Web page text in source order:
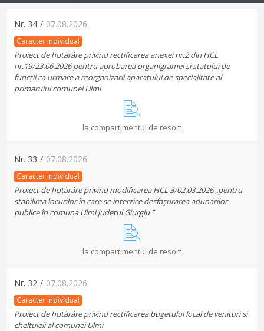
Nr. 34 / 07.08.2026
Caracter individual
Proiect de hotărâre privind rectificarea anexei nr.2 din HCL
nr.19/23.06.2026 pentru aprobarea organigramei și statului de
funcții ca urmare a reorganizarii aparatului de specialitate al
primarului comunei Ulmi
la compartimentul de resort
Nr. 33 / 07.08.2026
Caracter individual
Proiect de hotărâre privind modificarea HCL 3/02.03.2026 „pentru
stabilirea locurilor în care se interzice desfăşurarea adunărilor
publice în comuna Ulmi judetul Giurgiu ”
la compartimentul de resort
Nr. 32 / 07.08.2026
Caracter individual
Proiect de hotărâre privind rectificarea bugetului local de venituri si
cheltuieli al comunei Ulmi